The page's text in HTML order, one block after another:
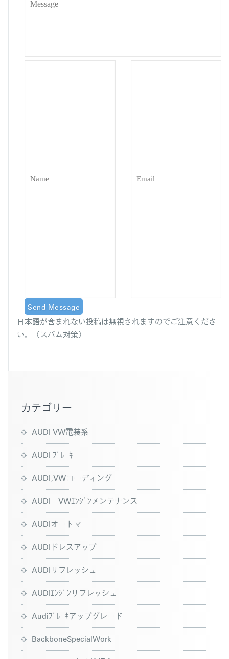
日本語が含まれない投稿は無視されますのでご注意くださ
い。（スパム対策）
カテゴリー
AUDI VW電装系
AUDI ﾌﾞﾚｰｷ
AUDI,VWコーディング
AUDI VWｴﾝｼﾞﾝメンテナンス
AUDIオートマ
AUDIドレスアップ
AUDIリフレッシュ
AUDIｴﾝｼﾞﾝリフレッシュ
Audiﾌﾞﾚｰｷアップグレード
BackboneSpecialWork